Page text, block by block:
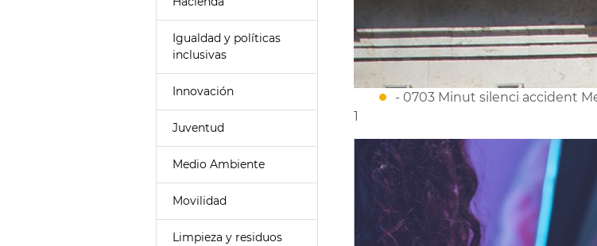
Igualdad y políticas
inclusivas
Innovación
Juventud
Medio Ambiente
Movilidad
Limpieza y residuos
- 0703 Minut silenci accident
1